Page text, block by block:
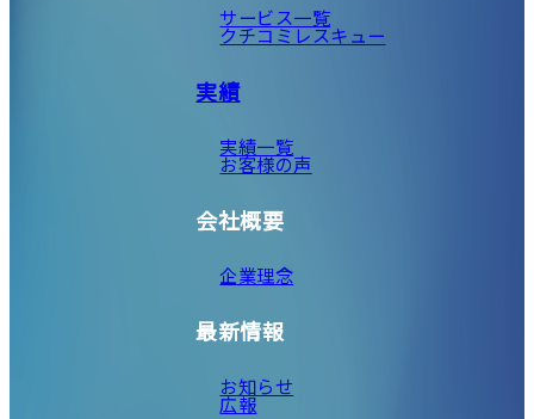
サービス一覧
クチコミレスキュー
実績
実績一覧
お客様の声
会社概要
企業理念
最新情報
お知らせ
広報